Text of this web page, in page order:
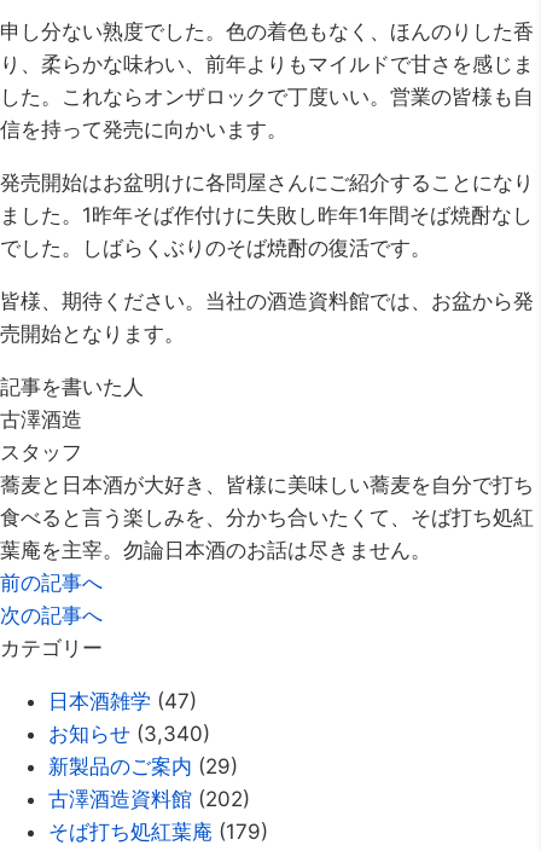
申し分ない熟度でした。色の着色もなく、ほんのりした香
り、柔らかな味わい、前年よりもマイルドで甘さを感じま
した。これならオンザロックで丁度いい。営業の皆様も自
信を持って発売に向かいます。
発売開始はお盆明けに各問屋さんにご紹介することになり
ました。1昨年そば作付けに失敗し昨年1年間そば焼酎なし
でした。しばらくぶりのそば焼酎の復活です。
皆様、期待ください。当社の酒造資料館では、お盆から発
売開始となります。
記事を書いた人
古澤酒造
スタッフ
蕎麦と日本酒が大好き、皆様に美味しい蕎麦を自分で打ち
食べると言う楽しみを、分かち合いたくて、そば打ち処紅
葉庵を主宰。勿論日本酒のお話は尽きません。
前の記事へ
次の記事へ
カテゴリー
日本酒雑学 (47)
お知らせ (3,340)
新製品のご案内 (29)
古澤酒造資料館 (202)
そば打ち処紅葉庵 (179)